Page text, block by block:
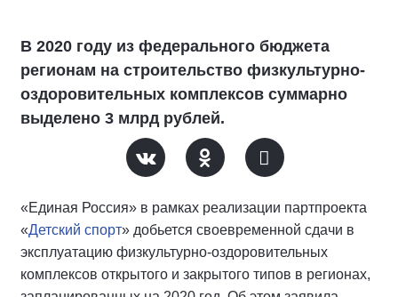
В 2020 году из федерального бюджета
регионам на строительство физкультурно-
оздоровительных комплексов суммарно
выделено 3 млрд рублей.
«Единая Россия» в рамках реализации партпроекта
«Детский спорт» добьется своевременной сдачи в
эксплуатацию физкультурно-оздоровительных
комплексов открытого и закрытого типов в регионах,